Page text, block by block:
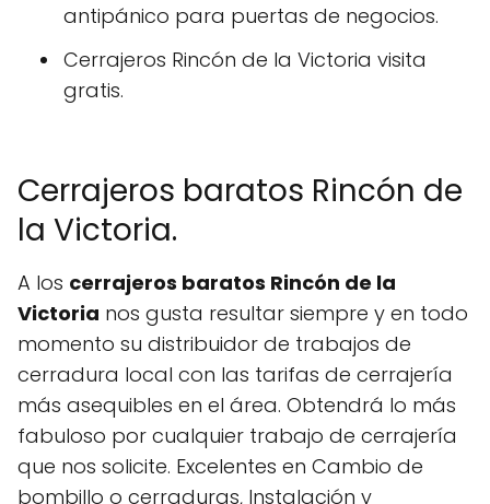
antipánico para puertas de negocios.
Cerrajeros Rincón de la Victoria visita
gratis.
Cerrajeros baratos Rincón de
la Victoria.
A los cerrajeros baratos Rincón de la
Victoria nos gusta resultar siempre y en todo
momento su distribuidor de trabajos de
cerradura local con las tarifas de cerrajería
más asequibles en el área. Obtendrá lo más
fabuloso por cualquier trabajo de cerrajería
que nos solicite. Excelentes en Cambio de
bombillo o cerraduras, Instalación y